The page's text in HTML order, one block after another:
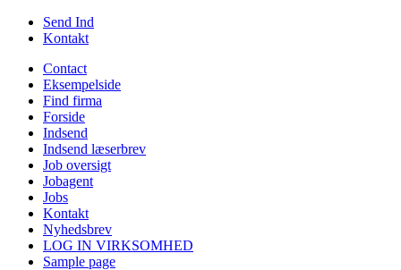
Send Ind
Kontakt
Contact
Eksempelside
Find firma
Forside
Indsend
Indsend læserbrev
Job oversigt
Jobagent
Jobs
Kontakt
Nyhedsbrev
LOG IN VIRKSOMHED
Sample page